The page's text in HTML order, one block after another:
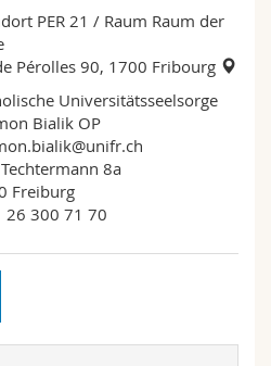
PER 21 / Raum Raum der
Pérolles 90, 1700 Fribourg
Universitätsseelsorge
Bialik OP
8a
Freiburg
26 300 71 70